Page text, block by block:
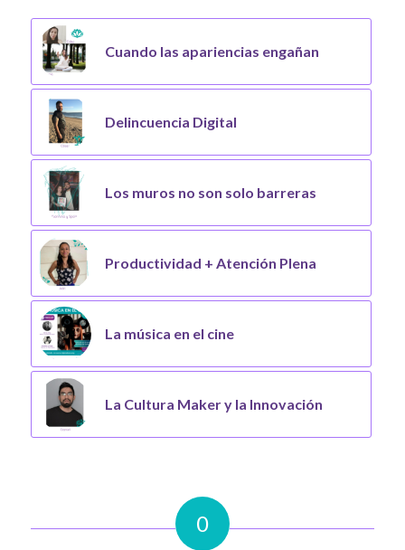
Cuando las apariencias engañan
Delincuencia Digital
Los muros no son solo barreras
Productividad + Atención Plena
La música en el cine
La Cultura Maker y la Innovación
0